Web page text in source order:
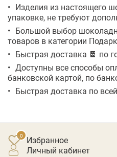
Изделия из настоящего
упаковке, не требуют
Большой выбор
товаров в категории
Быстрая доставка 🍫 по
Доступны все способы
банковской картой, по
Быстрая доставка по
Избранное
личный кабинет